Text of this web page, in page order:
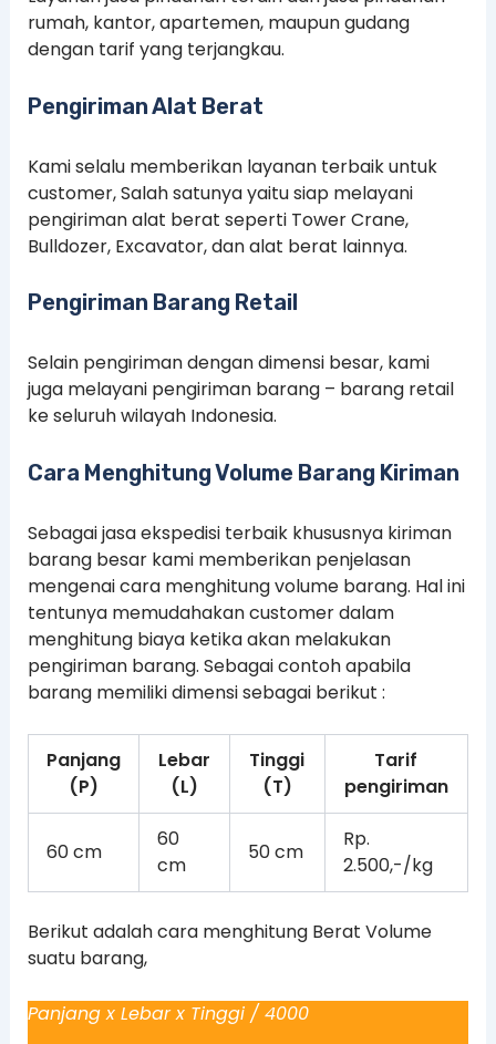
rumah, kantor, apartemen, maupun gudang
dengan tarif yang terjangkau.
Pengiriman Alat Berat
Kami selalu memberikan layanan terbaik untuk
customer, Salah satunya yaitu siap melayani
pengiriman alat berat seperti Tower Crane,
Bulldozer, Excavator, dan alat berat lainnya.
Pengiriman Barang Retail
Selain pengiriman dengan dimensi besar, kami
juga melayani pengiriman barang – barang retail
ke seluruh wilayah Indonesia.
Cara Menghitung Volume Barang Kiriman
Sebagai jasa ekspedisi terbaik khususnya kiriman
barang besar kami memberikan penjelasan
mengenai cara menghitung volume barang. Hal ini
tentunya memudahakan customer dalam
menghitung biaya ketika akan melakukan
pengiriman barang. Sebagai contoh apabila
barang memiliki dimensi sebagai berikut :
Panjang
(P)
Lebar
(L)
Tinggi
(T)
Tarif
pengiriman
60 cm
60
cm
50 cm
Rp.
2.500,-/kg
Berikut adalah cara menghitung Berat Volume
suatu barang,
Panjang x Lebar x Tinggi / 4000